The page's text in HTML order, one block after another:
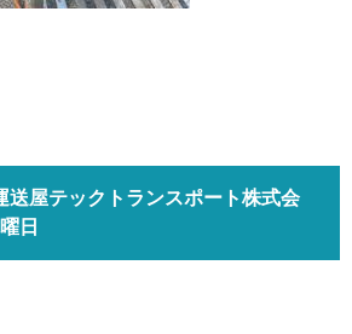
送屋テックトランスポート株式会
日